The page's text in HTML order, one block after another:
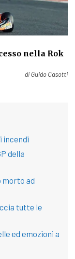
nella Rok
di Guido Casotti
incendi
della
morto ad
tutte le
ed emozioni a